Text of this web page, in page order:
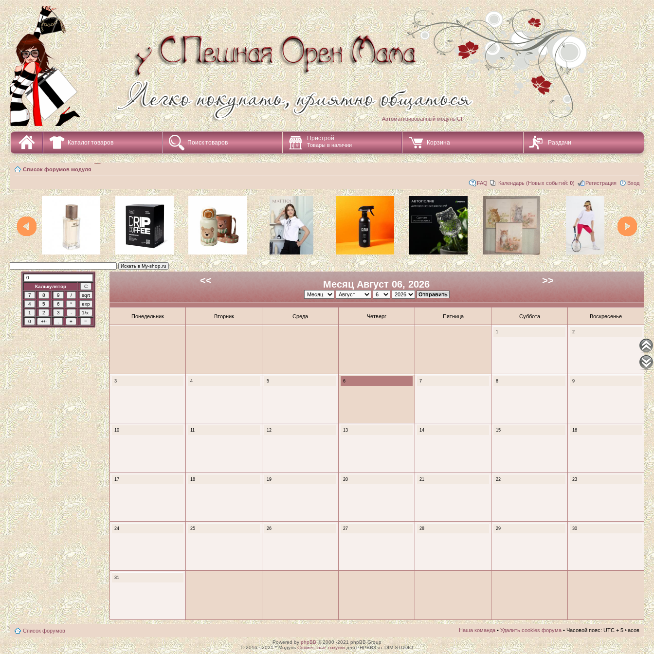
Автоматизированный модуль СП
Каталог товаров Поиск товаров
Пристрой
Товары в наличии Корзина Раздачи
Список форумов модуля
FAQ Календарь (Новых событий: 0) Регистрация Вход
Калькулятор
<< Месяц Август 06, 2026 >>
Понедельник Вторник Среда Четверг Пятница Суббота Воскресенье
1 2
3 4 5 6 7 8 9
10 11 12 13 14 15 16
17 18 19 20 21 22 23
24 25 26 27 28 29 30
31
Список форумов Наша команда • Удалить cookies форума • Часовой пояс: UTC + 5 часов
Powered by phpBB© 2000 -2021 phpBB Group
© 2016 - 2021 * МодульСовместные покупкидля PHPBB3 от DIM STUDIO